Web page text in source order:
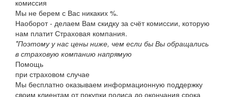
комиссия
Мы не берем с Вас никаких %.
Наоборот - делаем Вам скидку за счёт комиссии, которую
нам платит Страховая компания.
*Поэтому у нас цены ниже, чем если бы Вы обращались
в страховую компанию напрямую
Помощь
при страховом случае
Мы бесплатно оказываем информационную поддержку
своим клиентам от покупки полиса до окончания срока